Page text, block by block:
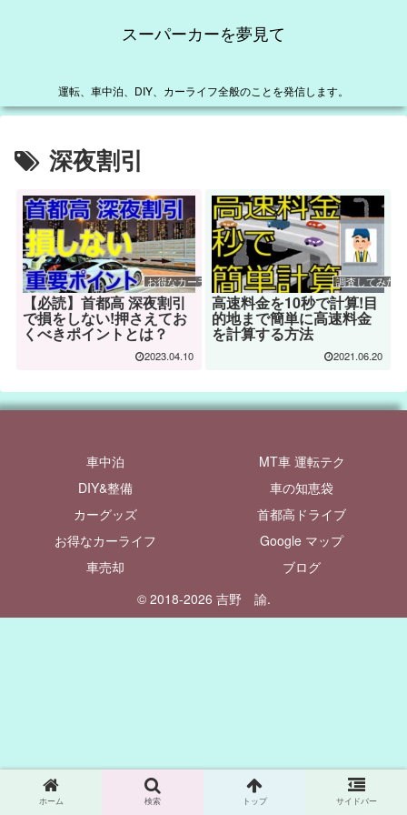
スーパーカーを夢見て
運転、車中泊、DIY、カーライフ全般のことを発信します。
深夜割引
お得なカーライフ
【必読】首都高 深夜割引
で損をしない!押さえてお
くべきポイントとは？
2023.04.10
調査してみた
高速料金を10秒で計算!目
的地まで簡単に高速料金
を計算する方法
2021.06.20
車中泊
MT車 運転テク
DIY&整備
車の知恵袋
カーグッズ
首都高ドライブ
お得なカーライフ
Google マップ
車売却
ブログ
© 2018-2026 吉野 諭.
ホーム 検索 トップ サイドバー